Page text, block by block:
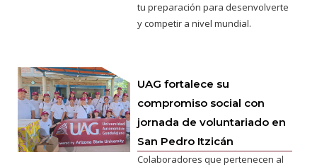
tu preparación para desenvolverte
y competir a nivel mundial.
UAG fortalece su
compromiso social con
jornada de voluntariado en
San Pedro Itzicán
Colaboradores que pertenecen al